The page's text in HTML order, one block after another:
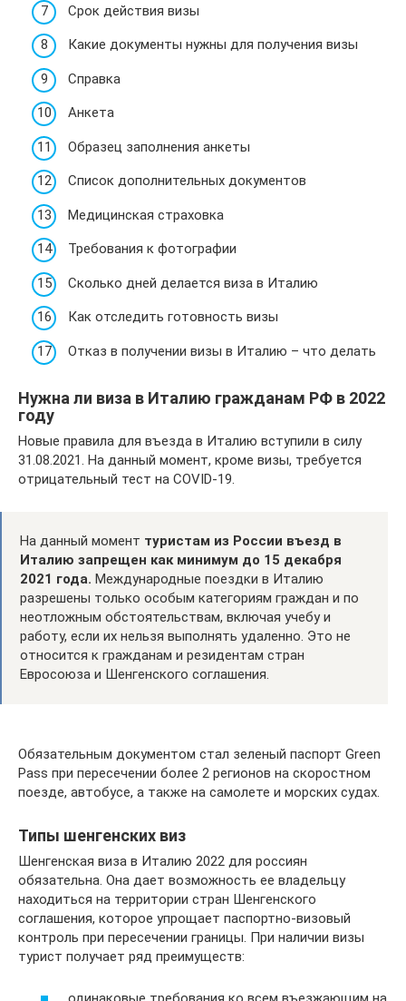
Срок действия визы
Какие документы нужны для получения визы
Справка
Анкета
Образец заполнения анкеты
Список дополнительных документов
Медицинская страховка
Требования к фотографии
Сколько дней делается виза в Италию
Как отследить готовность визы
Отказ в получении визы в Италию – что делать
Нужна ли виза в Италию гражданам РФ в 2022
году
Новые правила для въезда в Италию вступили в силу
31.08.2021. На данный момент, кроме визы, требуется
отрицательный тест на COVID-19.
На данный момент туристам из России въезд в
Италию запрещен как минимум до 15 декабря
2021 года. Международные поездки в Италию
разрешены только особым категориям граждан и по
неотложным обстоятельствам, включая учебу и
работу, если их нельзя выполнять удаленно. Это не
относится к гражданам и резидентам стран
Евросоюза и Шенгенского соглашения.
Обязательным документом стал зеленый паспорт Green
Pass при пересечении более 2 регионов на скоростном
поезде, автобусе, а также на самолете и морских судах.
Типы шенгенских виз
Шенгенская виза в Италию 2022 для россиян
обязательна. Она дает возможность ее владельцу
находиться на территории стран Шенгенского
соглашения, которое упрощает паспортно-визовый
контроль при пересечении границы. При наличии визы
турист получает ряд преимуществ: